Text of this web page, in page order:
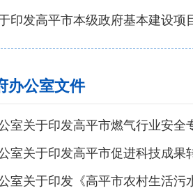
印发高平市本级政府基本建设项
办公室文件
室关于印发高平市燃气行业安全
室关于印发高平市促进科技成果